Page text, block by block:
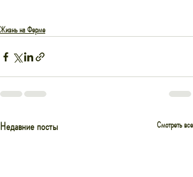
Жизнь на Ферме
Недавние посты Смотреть все